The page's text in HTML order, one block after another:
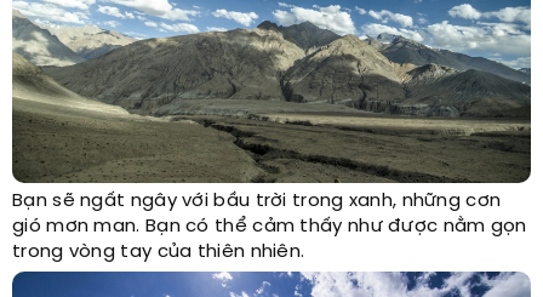
Bạn sẽ ngất ngây với bầu trời trong xanh, những cơn
gió mơn man. Bạn có thể cảm thấy như được nằm gọn
trong vòng tay của thiên nhiên.